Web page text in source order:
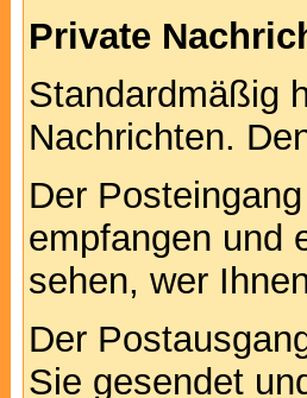
Private
Standardmäßig
Nachrichten.
Der
empfangen und
sehen, wer
Der
Sie gesendet